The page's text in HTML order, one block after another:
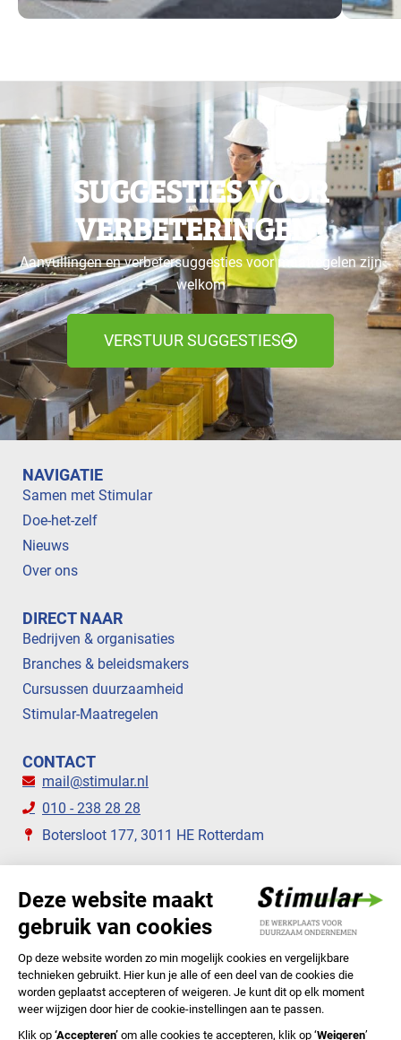
SUGGESTIES VOOR
VERBETERINGEN?
Aanvullingen en verbetersuggesties voor maatregelen zijn
welkom
VERSTUUR SUGGESTIES
NAVIGATIE
Samen met Stimular
Doe-het-zelf
Nieuws
Over ons
DIRECT NAAR
Bedrijven & organisaties
Branches & beleidsmakers
Cursussen duurzaamheid
Stimular-Maatregelen
CONTACT
mail@stimular.nl
010 - 238 28 28
Botersloot 177, 3011 HE Rotterdam
STIMULAR NIEUWSBRIEVEN
ABONNEER NU